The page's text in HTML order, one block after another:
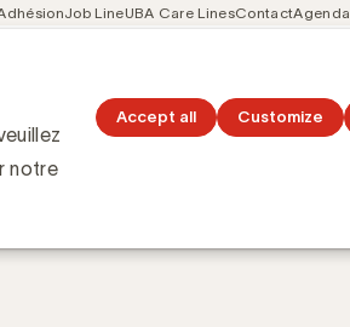
notre
Accept all Customize
Job LineUBA Care LinesContactAgenda